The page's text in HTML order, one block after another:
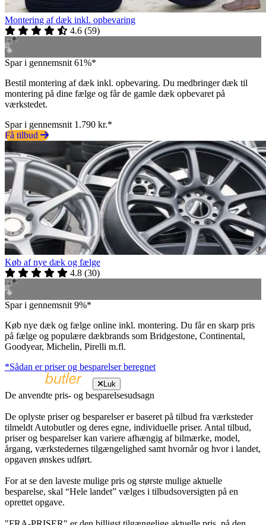
Montering af dæk inkl. opbevaring
4.6 (59)
Spar i gennemsnit 61%*
Bestil montering af dæk inkl. opbevaring. Du medbringer dæk til
montering på dine fælge og får de gamle dæk opbevaret på
værkstedet.
Spar i gennemsnit 1.790 kr.*
Få tilbud
Køb af nye dæk og fælge
4.8 (30)
Spar i gennemsnit 9%*
Køb nye dæk og fælge online inkl. montering. Du får en skarp pris
på fælge og populære dækbrands som Bridgestone, Continental,
Goodyear, Michelin, Pirelli m.fl.
*Sådan er priser og besparelser beregnet
Luk
De anvendte pris- og besparelsesudsagn
De oplyste priser og besparelser er baseret på tilbud fra værksteder
tilmeldt Autobutler og deres egne, individuelle priser. Antal tilbud,
priser og besparelser kan variere afhængig af bilmærke, model,
årgang, værkstedernes tilgængelighed samt hvornår og hvor i landet,
opgaven ønskes udført.
For at se den laveste mulige pris og største mulige aktuelle
besparelse, skal “Hele landet” vælges i tilbudsoversigten på en
oprettet opgave.